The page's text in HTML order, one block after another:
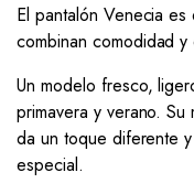
El pantalón Venecia
combinan comodidad
Un modelo fresco,
primavera y verano.
da un toque diferente
especial.